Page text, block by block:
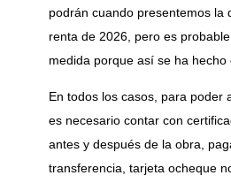
podrán cuando presentemos la
renta de 2026, pero es
medida porque así se ha hecho
En todos los casos, para poder
es necesario contar con
antes y después de la obra,
transferencia, tarjeta ocheque